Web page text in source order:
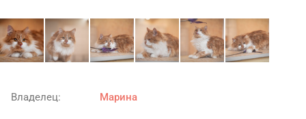
Владелец: Марина